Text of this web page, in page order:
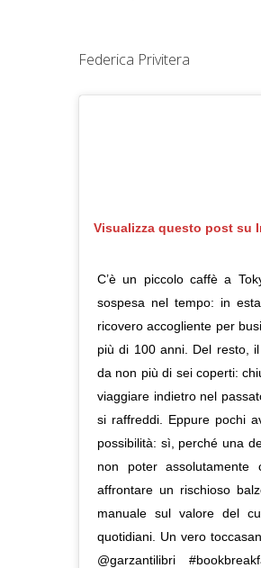
Federica Privitera
Visualizza questo post su
C’è un piccolo caffè a
sospesa nel tempo: in
ricovero accogliente per
più di 100 anni. Del resto,
da non più di sei coperti:
viaggiare indietro nel
si raffreddi. Eppure pochi
possibilità: sì, perché una
non poter
affrontare un rischioso
manuale sul valore del
quotidiani. Un vero
@garzantilibri